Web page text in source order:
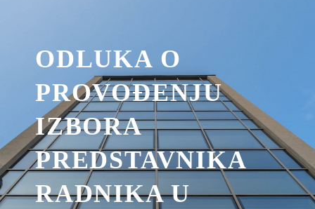
ODLUKA O
PROVOĐENJU
IZBORA
PREDSTAVNIKA
RADNIKA U